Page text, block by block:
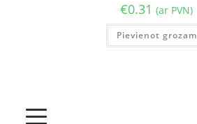
€0.31 (ar PVN)
Pievienot grozam